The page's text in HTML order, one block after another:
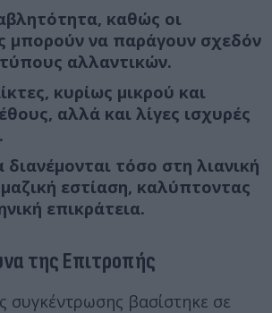
καθώς οι
μπορούν να παράγουν σχεδόν
αλλαντικών.
κυρίως μικρού και
αλλά και λίγες ισχυρές
τόσο στη λιανική
εστίαση, καλύπτοντας
επικράτεια.
της Επιτροπής
συγκέντρωσης βασίστηκε σε